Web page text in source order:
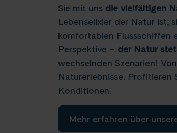
Sie mit uns die vielfältigen
Lebenselixier der Natur ist,
komfortablen Flussschiffen
Perspektive – der Natur
wechselnden Szenarien!
Naturerlebnisse. Profitieren
Konditionen.
Mehr erfahren über